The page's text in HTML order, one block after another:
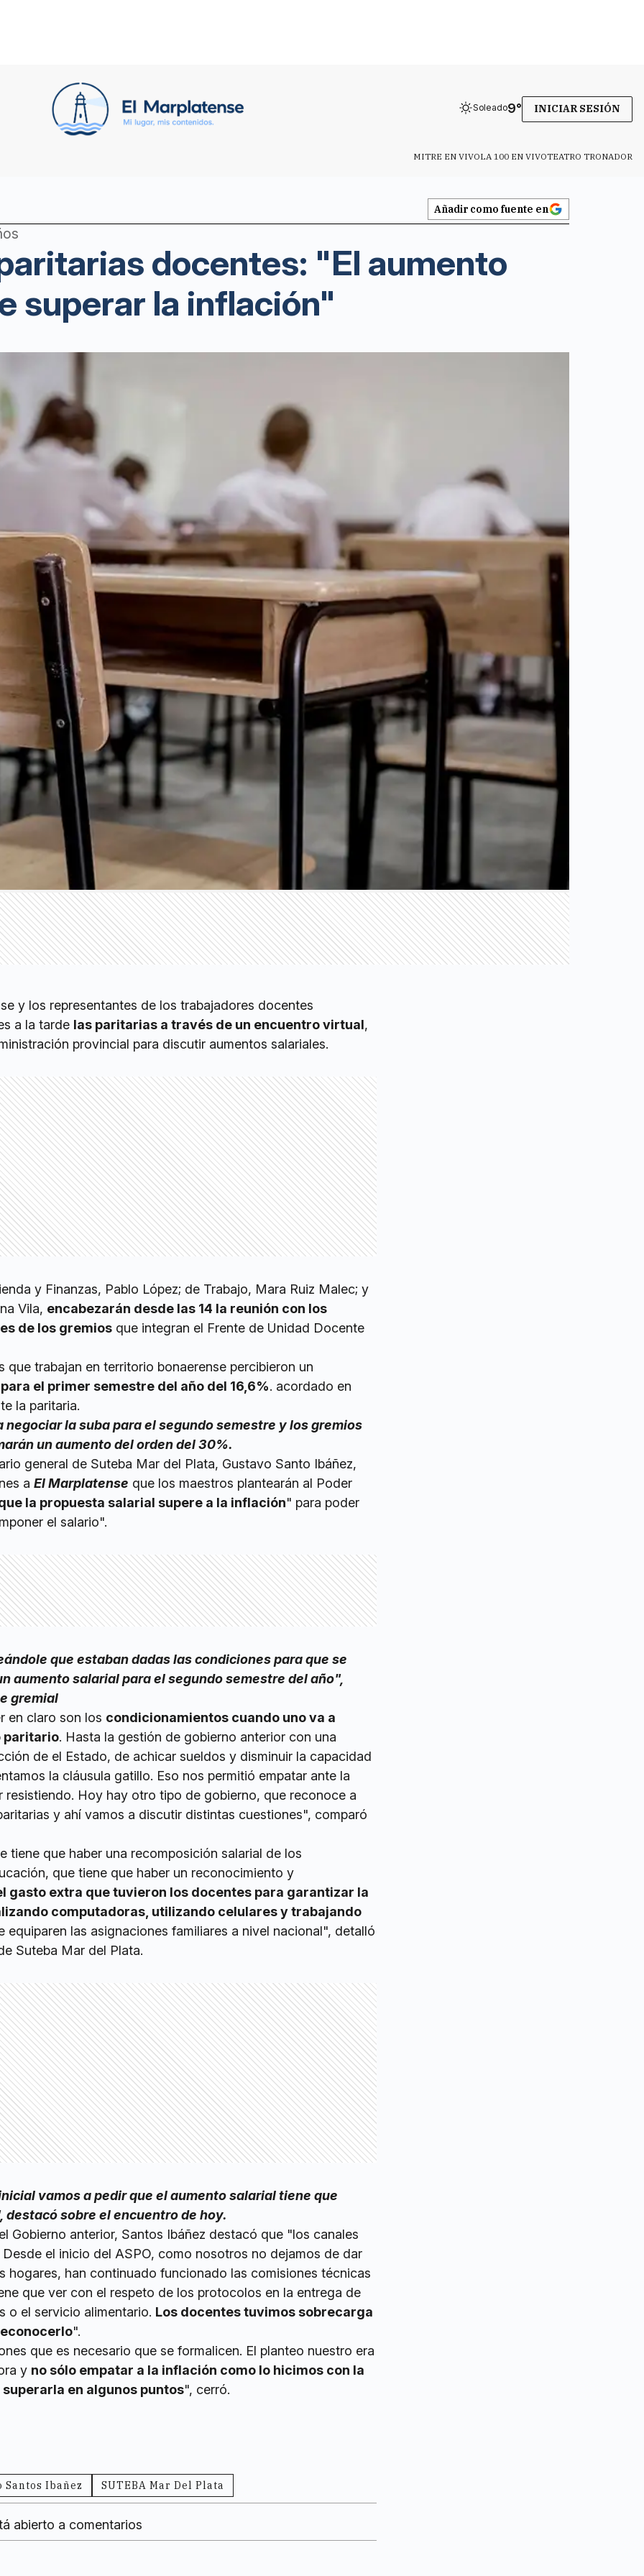
Soleado9° INICIAR SESIÓN
MITRE EN VIVOLA 100 EN VIVOTEATRO TRONADOR
Añadir como fuente en
docentes: "El aumento
superar la inflación"
y los representantes de los trabajadores docentes
a la tarde las paritarias a través de un encuentro virtual,
provincial para discutir aumentos salariales.
y Finanzas, Pablo López; de Trabajo, Mara Ruiz Malec; y
Vila, encabezarán desde las 14 la reunión con los
de los gremios que integran el Frente de Unidad Docente
que trabajan en territorio bonaerense percibieron un
el primer semestre del año del 16,6%. acordado en
la paritaria.
negociar la suba para el segundo semestre y los gremios
un aumento del orden del 30%.
general de Suteba Mar del Plata, Gustavo Santo Ibáñez,
a El Marplatense que los maestros plantearán al Poder
la propuesta salarial supere a la inflación" para poder
el salario".
que estaban dadas las condiciones para que se
aumento salarial para el segundo semestre del año",
gremial
en claro son los condicionamientos cuando uno va a
paritario. Hasta la gestión de gobierno anterior con una
de el Estado, de achicar sueldos y disminuir la capacidad
la cláusula gatillo. Eso nos permitió empatar ante la
resistiendo. Hoy hay otro tipo de gobierno, que reconoce a
y ahí vamos a discutir distintas cuestiones", comparó
tiene que haber una recomposición salarial de los
que tiene que haber un reconocimiento y
gasto extra que tuvieron los docentes para garantizar la
computadoras, utilizando celulares y trabajando
equiparen las asignaciones familiares a nivel nacional", detalló
Suteba Mar del Plata.
vamos a pedir que el aumento salarial tiene que
sobre el encuentro de hoy.
Gobierno anterior, Santos Ibáñez destacó que "los canales
el inicio del ASPO, como nosotros no dejamos de dar
hogares, han continuado funcionado las comisiones técnicas
que ver con el respeto de los protocolos en la entrega de
o el servicio alimentario. Los docentes tuvimos sobrecarga
".
que es necesario que se formalicen. El planteo nuestro era
y no sólo empatar a la inflación como lo hicimos con la
en algunos puntos", cerró.
Santos Ibañez SUTEBA Mar Del Plata
abierto a comentarios